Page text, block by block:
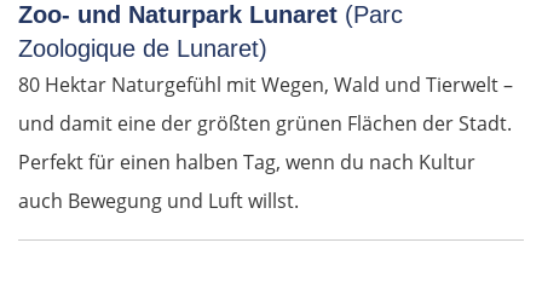
Zoo- und Naturpark Lunaret (Parc
Zoologique de Lunaret)
80 Hektar Naturgefühl mit Wegen, Wald und Tierwelt –
und damit eine der größten grünen Flächen der Stadt.
Perfekt für einen halben Tag, wenn du nach Kultur
auch Bewegung und Luft willst.